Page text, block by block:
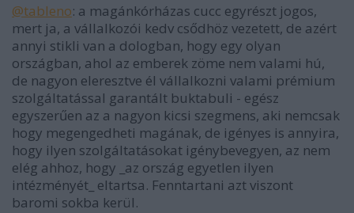
@tableno: a magánkórházas cucc egyrészt jogos,
mert ja, a vállalkozói kedv csődhöz vezetett, de azért
annyi stikli van a dologban, hogy egy olyan
országban, ahol az emberek zöme nem valami hú,
de nagyon eleresztve él vállalkozni valami prémium
szolgáltatással garantált buktabuli - egész
egyszerűen az a nagyon kicsi szegmens, aki nemcsak
hogy megengedheti magának, de igényes is annyira,
hogy ilyen szolgáltatásokat igénybevegyen, az nem
elég ahhoz, hogy _az ország egyetlen ilyen
intézményét_ eltartsa. Fenntartani azt viszont
baromi sokba kerül.